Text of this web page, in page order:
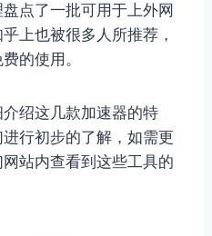
点了一批可用于上外网
上也被很多人所推荐，
的使用。
绍这几款加速器的特
行初步的了解，如需更
站内查看到这些工具的